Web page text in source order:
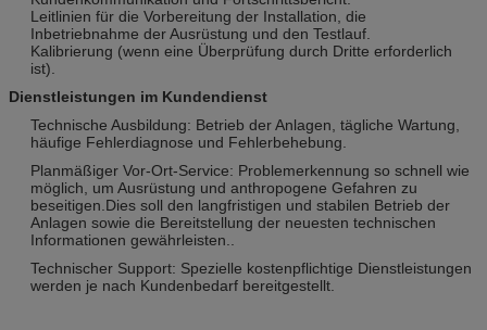
Leitlinien für die Vorbereitung der Installation, die
Inbetriebnahme der Ausrüstung und den Testlauf.
Kalibrierung (wenn eine Überprüfung durch Dritte erforderlich
ist).
Dienstleistungen im Kundendienst
Technische Ausbildung: Betrieb der Anlagen, tägliche Wartung,
häufige Fehlerdiagnose und Fehlerbehebung.
Planmäßiger Vor-Ort-Service: Problemerkennung so schnell wie
möglich, um Ausrüstung und anthropogene Gefahren zu
beseitigen.Dies soll den langfristigen und stabilen Betrieb der
Anlagen sowie die Bereitstellung der neuesten technischen
Informationen gewährleisten..
Technischer Support: Spezielle kostenpflichtige Dienstleistungen
werden je nach Kundenbedarf bereitgestellt.